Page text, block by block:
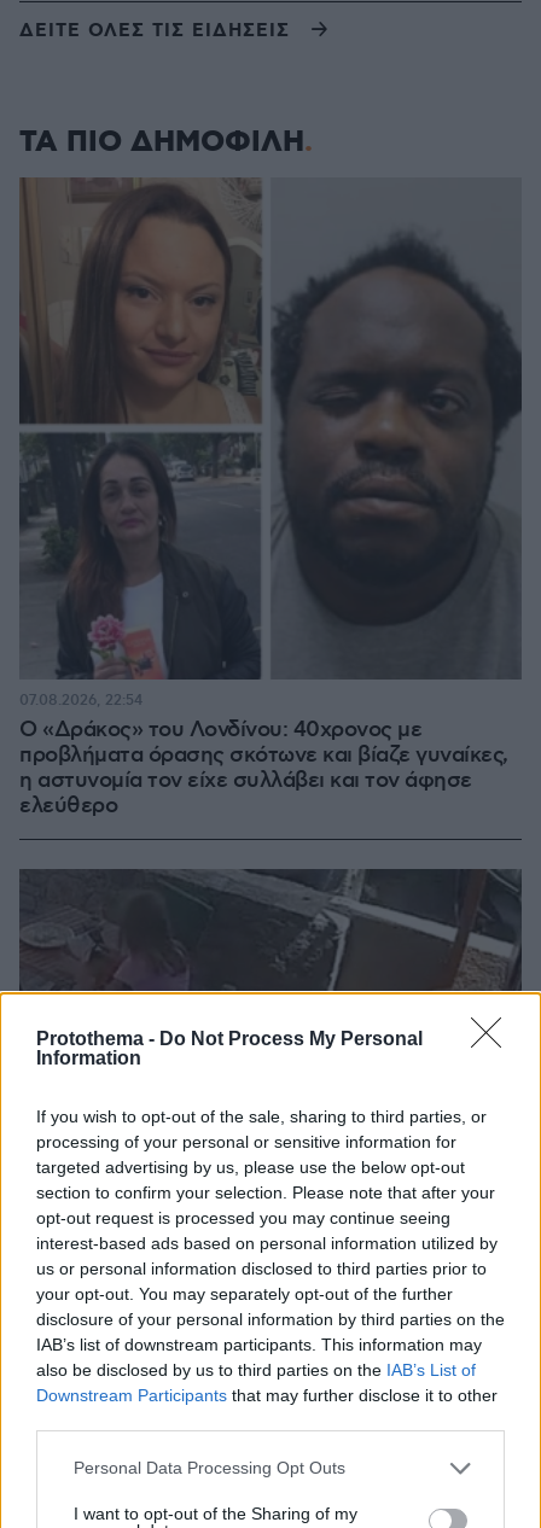
Protothema - Do Not Process My Personal
Information
If you wish to opt-out of the sale, sharing to third parties, or
processing of your personal or sensitive information for
targeted advertising by us, please use the below opt-out
section to confirm your selection. Please note that after your
opt-out request is processed you may continue seeing
interest-based ads based on personal information utilized by
us or personal information disclosed to third parties prior to
your opt-out. You may separately opt-out of the further
disclosure of your personal information by third parties on the
IAB’s list of downstream participants. This information may
also be disclosed by us to third parties on the IAB’s List of
Downstream Participants that may further disclose it to other
Please note that this website/app uses one or more Google
not limited to your visit or usage behaviour. You may click to
Personal Data Processing Opt Outs
I want to opt-out of the Sharing of my
ΔΕΙΤΕ ΟΛΕΣ ΤΙΣ ΕΙΔΗΣΕΙΣ
ΤΑ ΠΙΟ ΔΗΜΟΦΙΛΗ
Ο «Δράκος» του Λονδίνου: 40χρονος με
προβλήματα όρασης σκότωνε και βίαζε γυναίκες,
η αστυνομία τον είχε συλλάβει και τον άφησε
ελεύθερο
07.08.2026, 22:54
καταγγέλλει ο ιδιοκτήτης επιχείρησης
07.08.2026, 18:22